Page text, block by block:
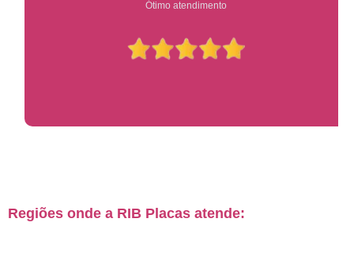
Ótimo atendimento
Regiões onde a RIB Placas atende: